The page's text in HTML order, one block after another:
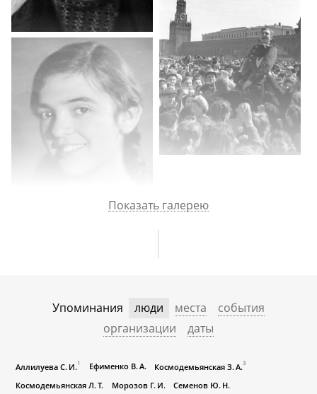
Показать галерею
Упоминания люди места
события
организации
даты
Аллилуева С. И. 1 Ефименко В. А. Космодемьянская З. А.3
Космодемьянская Л. Т. Морозов Г. И.
Семенов Ю. Н.